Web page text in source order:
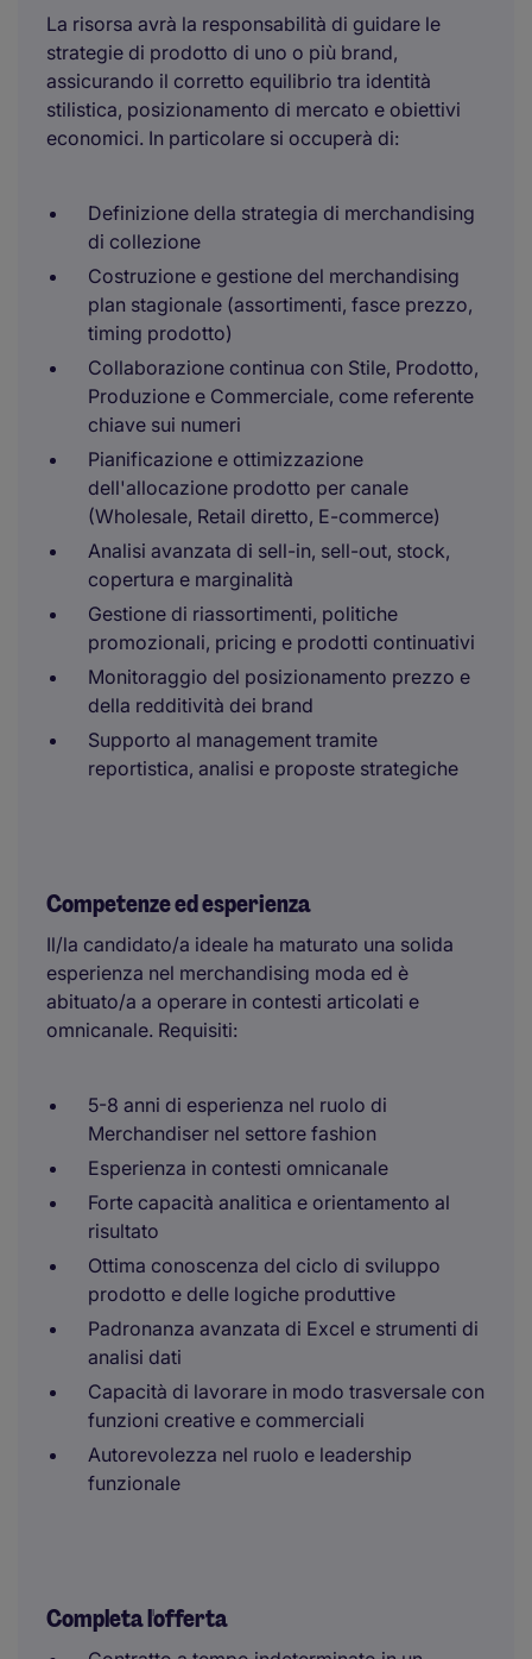
La risorsa avrà la responsabilità di guidare le
strategie di prodotto di uno o più brand,
assicurando il corretto equilibrio tra identità
stilistica, posizionamento di mercato e obiettivi
economici. In particolare si occuperà di:
Definizione della strategia di merchandising
di collezione
Costruzione e gestione del merchandising
plan stagionale (assortimenti, fasce prezzo,
timing prodotto)
Collaborazione continua con Stile, Prodotto,
Produzione e Commerciale, come referente
chiave sui numeri
Pianificazione e ottimizzazione
dell'allocazione prodotto per canale
(Wholesale, Retail diretto, E-commerce)
Analisi avanzata di sell-in, sell-out, stock,
copertura e marginalità
Gestione di riassortimenti, politiche
promozionali, pricing e prodotti continuativi
Monitoraggio del posizionamento prezzo e
della redditività dei brand
Supporto al management tramite
reportistica, analisi e proposte strategiche
Competenze ed esperienza
Il/la candidato/a ideale ha maturato una solida
esperienza nel merchandising moda ed è
abituato/a a operare in contesti articolati e
omnicanale. Requisiti:
5-8 anni di esperienza nel ruolo di
Merchandiser nel settore fashion
Esperienza in contesti omnicanale
Forte capacità analitica e orientamento al
risultato
Ottima conoscenza del ciclo di sviluppo
prodotto e delle logiche produttive
Padronanza avanzata di Excel e strumenti di
analisi dati
Capacità di lavorare in modo trasversale con
funzioni creative e commerciali
Autorevolezza nel ruolo e leadership
funzionale
Completa l'offerta